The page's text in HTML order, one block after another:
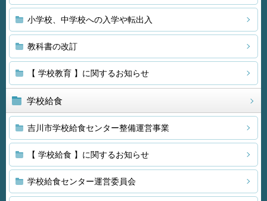
小学校、中学校への入学や転出入
教科書の改訂
【 学校教育 】に関するお知らせ
学校給食
吉川市学校給食センター整備運営事業
【 学校給食 】に関するお知らせ
学校給食センター運営委員会